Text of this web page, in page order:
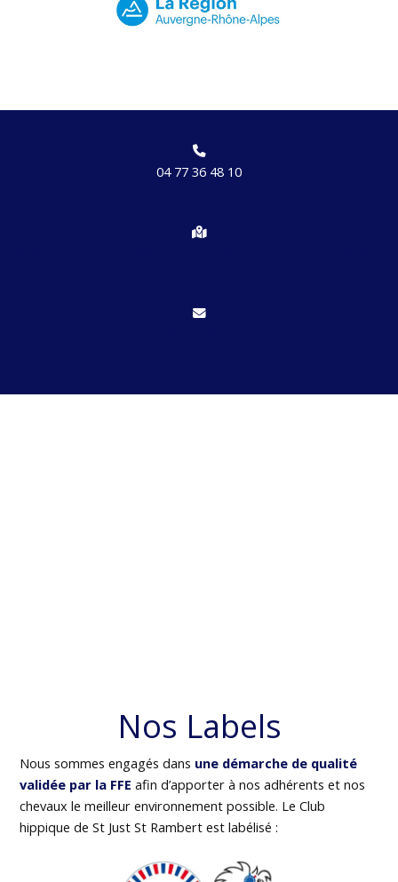
04 77 36 48 10
Nos Labels
Nous sommes engagés dans une démarche de qualité
validée par la FFE afin d’apporter à nos adhérents et nos
chevaux le meilleur environnement possible. Le Club
hippique de St Just St Rambert est labélisé :